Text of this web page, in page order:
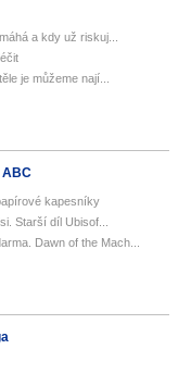
a kdy už riskuj...
je můžeme nají...
ABC
kapesníky
Starší díl Ubisof...
Dawn of the Mach...